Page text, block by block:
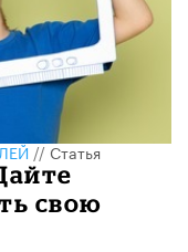
//Статья
свою